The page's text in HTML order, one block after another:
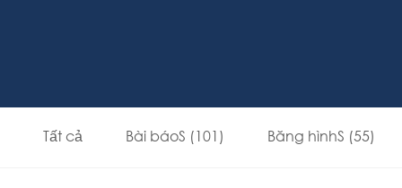
Tất cả Bài báoS (101) Băng hìnhS (55)